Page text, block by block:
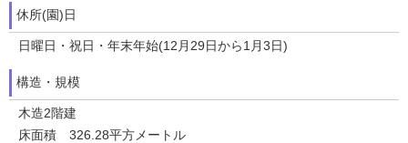
休所(園)日
日曜日・祝日・年末年始(12月29日から1月3日)
構造・規模
木造2階建
床面積 326.28平方メートル